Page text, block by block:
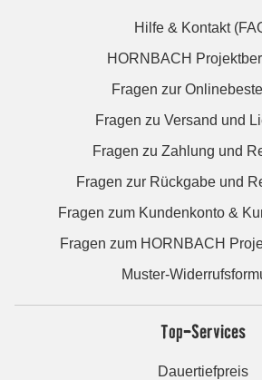
Hilfe & Kontakt
HORNBACH
Fragen zur
Fragen zu Versand und
Fragen zu Zahlung und
Fragen zur Rückgabe und
Fragen zum Kundenkonto &
Fragen zum HORNBACH
Muster-
Top-Services
Dauertiefpreis